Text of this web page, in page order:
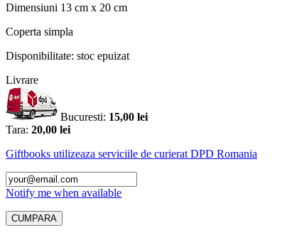
Dimensiuni 13 cm x 20 cm
Coperta simpla
Disponibilitate: stoc epuizat
Livrare
Bucuresti: 15,00 lei
Tara: 20,00 lei
Giftbooks utilizeaza serviciile de curierat DPD Romania
Notify me when available